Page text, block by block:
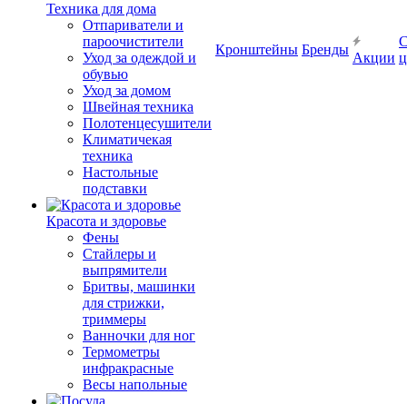
Техника для дома
Отпариватели и
пароочистители
Уход за одеждой и
обувью
Уход за домом
Швейная техника
Полотенцесушители
Климатичекая
техника
Настольные
подставки
Красота и здоровье
Фены
Стайлеры и
выпрямители
Бритвы, машинки
для стрижки,
триммеры
Ванночки для ног
Термометры
инфракрасные
Весы напольные
Кронштейны Бренды
Акции